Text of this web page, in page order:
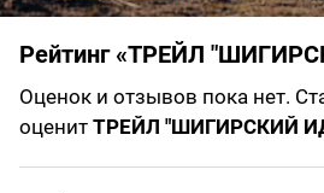
Рейтинг «ТРЕЙЛ
Оценок и отзывов пока нет.
оценит ТРЕЙЛ "ШИГИРСКИЙ